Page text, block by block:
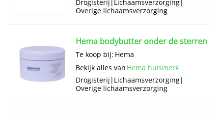
Drogisterij | Lichaams­verzorging|
Overige lichaams­verzorging
Hema bodybutter onder de sterren
Te koop bij: Hema
Bekijk alles van Hema huismerk
Drogisterij | Lichaams­verzorging|
Overige lichaams­verzorging